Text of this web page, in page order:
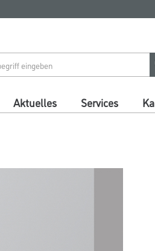
Aktuelles Services